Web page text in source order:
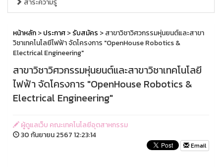
สาระความรู้
หน้าหลัก>ประกาศ>รับสมัคร > สาขาวิชาวิศวกรรมหุ่นยนต์และสาขา
วิชาเทคโนโลยีไฟฟ้า จัดโครงการ "OpenHouse Robotics &
Electrical Engineering"
สาขาวิชาวิศวกรรมหุ่นยนต์และสาขาวิชาเทคโนโลยี
ไฟฟ้า จัดโครงการ "OpenHouse Robotics &
Electrical Engineering"
ผู้ดูแลเว็บ คณะเทคโนโลยีอุตสาหกรรม
30 กันยายน 2567 12:23:14
Email